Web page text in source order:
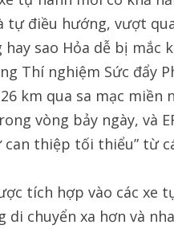
điều hướng, vượt
sao Hỏa dễ bị mắc
Thí nghiệm Sức đẩy
km qua sa mạc miền
vòng bảy ngày, và
can thiệp tối thiểu” từ
tích hợp vào các
di chuyển xa hơn và